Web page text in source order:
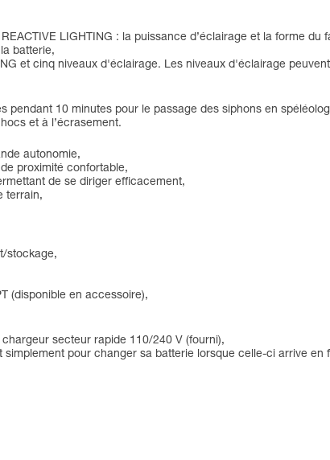
LIGHTING : la puissance d’éclairage et la forme du
batterie,
et cinq niveaux d'éclairage. Les niveaux d'éclairage
10 minutes pour le passage des siphons en
et à l’écrasement.
autonomie,
proximité confortable,
de se diriger efficacement,
terrain,
stockage,
(disponible en accessoire),
secteur rapide 110/240 V (fourni),
pour changer sa batterie lorsque celle-ci arrive en